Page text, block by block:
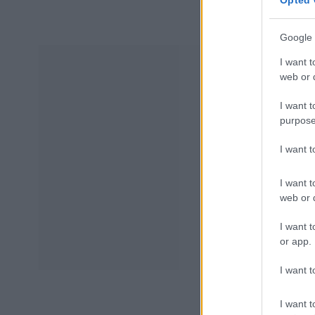
Google
I want
web or
I want
I want
I want
web or
I want
or app.
I want
I want